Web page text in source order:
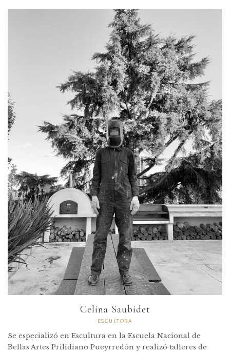
Celina Saubidet
ESCULTORA
Se especializó en Escultura en la Escuela Nacional de
Bellas Artes Prilidiano Pueyrredón y realizó talleres de